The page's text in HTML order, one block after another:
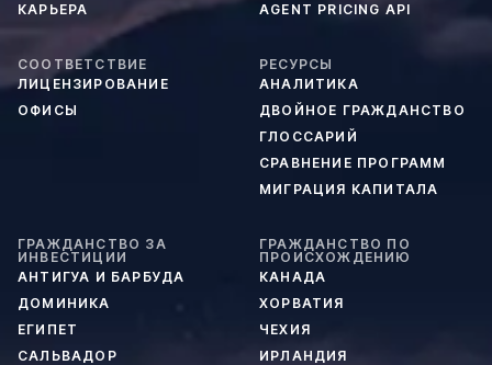
КАРЬЕРА
AGENT PRICING API
СООТВЕТСТВИЕ
ЛИЦЕНЗИРОВАНИЕ
ОФИСЫ
РЕСУРСЫ
АНАЛИТИКА
ДВОЙНОЕ ГРАЖДАНСТВО
ГЛОССАРИЙ
СРАВНЕНИЕ ПРОГРАММ
МИГРАЦИЯ КАПИТАЛА
ГРАЖДАНСТВО ЗА
ИНВЕСТИЦИИ
АНТИГУА И БАРБУДА
ДОМИНИКА
ЕГИПЕТ
САЛЬВАДОР
ГРАЖДАНСТВО ПО
ПРОИСХОЖДЕНИЮ
КАНАДА
ХОРВАТИЯ
ЧЕХИЯ
ИРЛАНДИЯ